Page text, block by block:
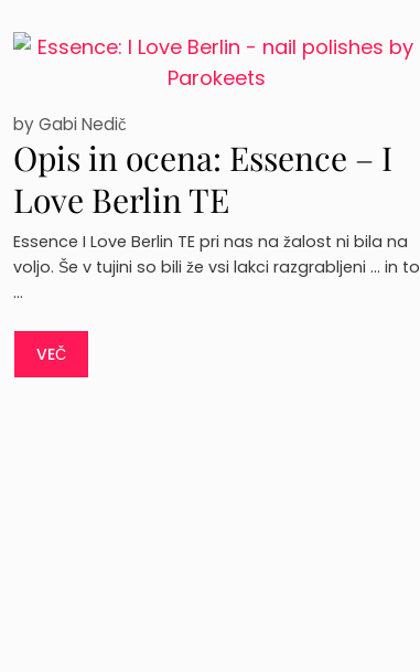
Opis in ocena: Essence – I
Love Berlin TE
byGabi Nedič
Essence I Love Berlin TE pri nas na žalost ni bila na
voljo. Še v tujini so bili že vsi lakci razgrabljeni … in to
…
VEČ